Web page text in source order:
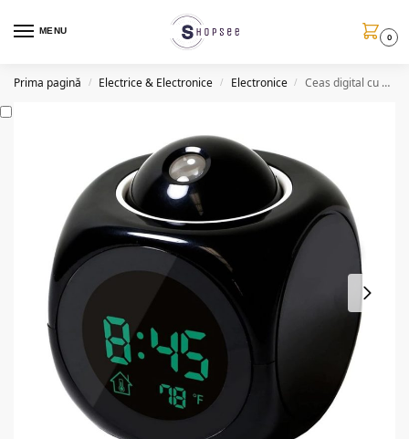
MENU
0
Prima pagină / Electrice & Electronice / Electronice / Ceas digital cu proiectie pe tavan, design modern